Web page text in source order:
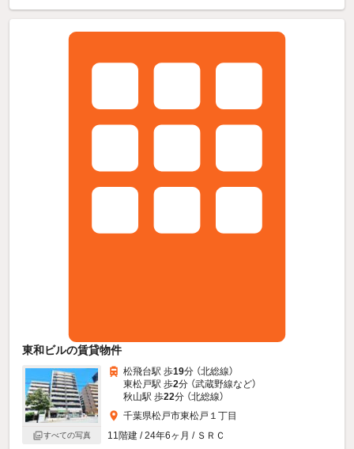
東和ビルの賃貸物件
すべての写真
松飛台駅 歩19分 （北総線）
東松戸駅 歩2分 （武蔵野線など）
秋山駅 歩22分 （北総線）
千葉県松戸市東松戸１丁目
11階建 / 24年6ヶ月 / ＳＲＣ